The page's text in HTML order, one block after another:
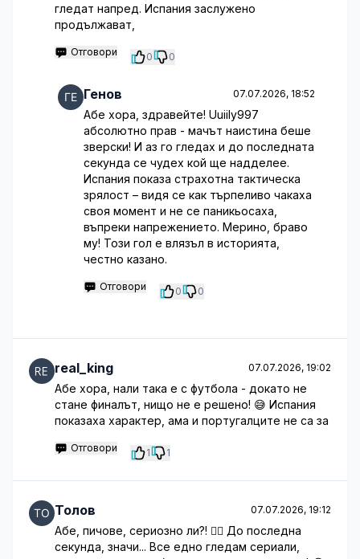
гледат напред. Испания заслужено
продължават,
Отговори 0 0
Генов 07.07.2026, 18:52
Абе хора, здравейте! Uuiily997
абсолютно прав - мачът наистина беше
зверски! И аз го гледах и до последната
секунда се чудех кой ще надделее.
Испания показа страхотна тактическа
зрялост – видя се как търпеливо чакаха
своя момент и не се паникьосаха,
въпреки напрежението. Мерино, браво
му! Този гол е влязъл в историята,
честно казано.
Отговори 0 0
real_king 07.07.2026, 19:02
Абе хора, нали така е с футбола - докато не
стане финалът, нищо не е решено! 😅 Испания
показаха характер, ама и португалците не са за
Отговори 1 1
Толов 07.07.2026, 19:12
Абе, пичове, сериозно ли?! 🤦‍♂️ До последна
секунда, значи... Все едно гледам сериали,